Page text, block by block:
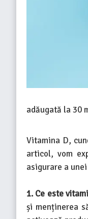
adăugată la 30
Vitamina D,
articol, vom
asigurare a
1. Ce este
și menținerea